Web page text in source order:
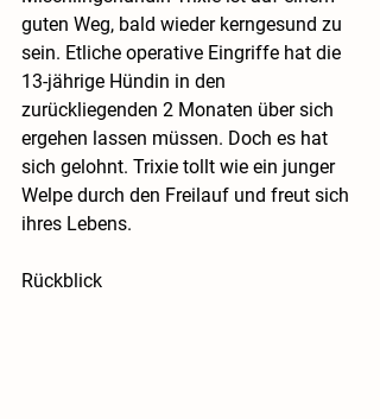
guten Weg, bald wieder kerngesund zu
sein. Etliche operative Eingriffe hat die
13-jährige Hündin in den
zurückliegenden 2 Monaten über sich
ergehen lassen müssen. Doch es hat
sich gelohnt. Trixie tollt wie ein junger
Welpe durch den Freilauf und freut sich
ihres Lebens.
Rückblick